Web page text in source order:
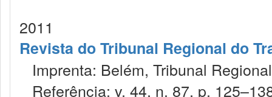
2011
Revista do Tribunal Regional do
Imprenta: Belém, Tribunal
Referência: v. 44, n. 87, p.